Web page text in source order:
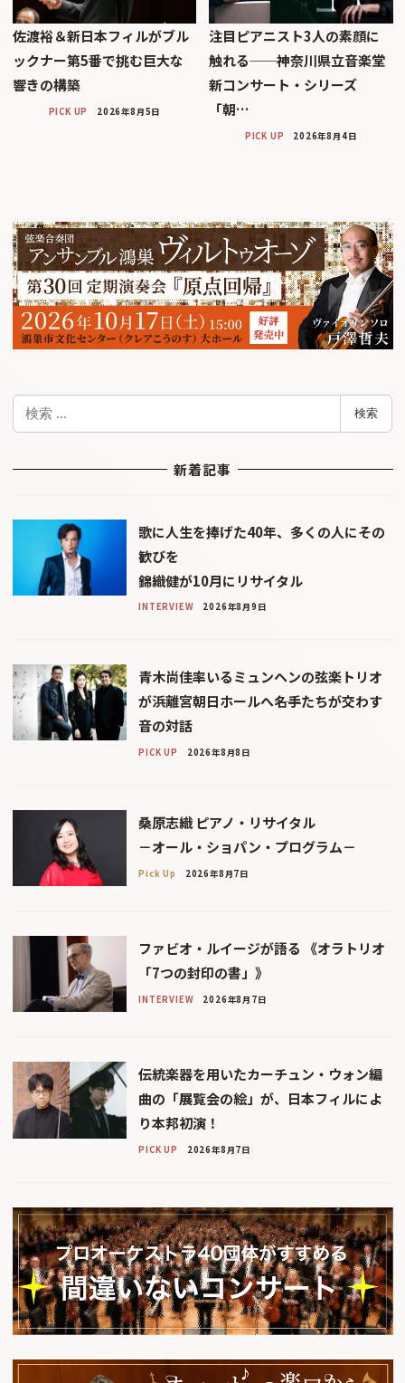
佐渡裕＆新日本フィルがブル
ックナー第5番で挑む巨大な
響きの構築
PICK UP 2026年8月5日
注目ピアニスト3人の素顔に
触れる──神奈川県立音楽堂
新コンサート・シリーズ
「朝…
PICK UP 2026年8月4日
検
検索
新着記事
歌に人生を捧げた40年、多くの人にその
歓びを
錦織健が10月にリサイタル
INTERVIEW 2026年8月9日
青木尚佳率いるミュンヘンの弦楽トリオ
が浜離宮朝日ホールへ――名手たちが交わす
音の対話
PICK UP 2026年8月8日
桑原志織 ピアノ・リサイタル
－オール・ショパン・プログラム－
Pick Up 2026年8月7日
ファビオ・ルイージが語る 《オラトリオ
「7つの封印の書」》
INTERVIEW 2026年8月7日
伝統楽器を用いたカーチュン・ウォン編
曲の「展覧会の絵」が、日本フィルによ
り本邦初演！
PICK UP 2026年8月7日